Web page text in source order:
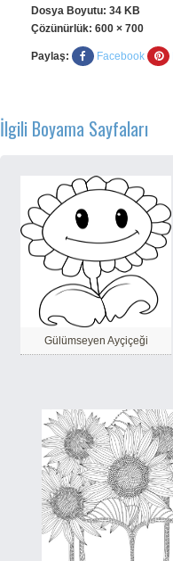
Dosya Boyutu: 34 KB
Çözünürlük: 600 × 700
Paylaş: Facebook
İlgili Boyama Sayfaları
Gülümseyen Ayçiçeği